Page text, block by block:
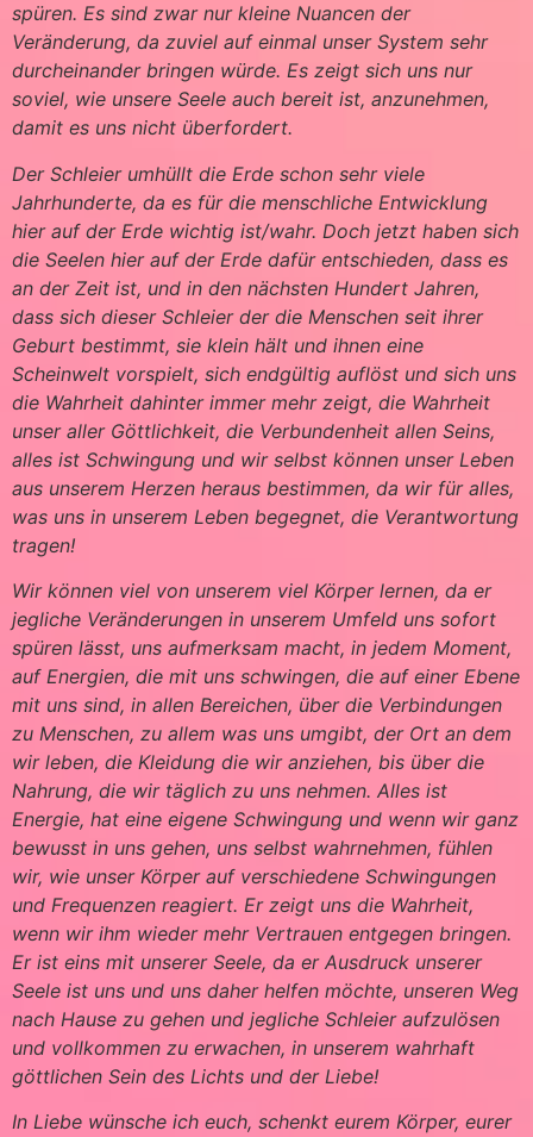
spüren. Es sind zwar nur kleine Nuancen der
Veränderung, da zuviel auf einmal unser System sehr
durcheinander bringen würde. Es zeigt sich uns nur
soviel, wie unsere Seele auch bereit ist, anzunehmen,
damit es uns nicht überfordert.
Der Schleier umhüllt die Erde schon sehr viele
Jahrhunderte, da es für die menschliche Entwicklung
hier auf der Erde wichtig ist/wahr. Doch jetzt haben sich
die Seelen hier auf der Erde dafür entschieden, dass es
an der Zeit ist, und in den nächsten Hundert Jahren,
dass sich dieser Schleier der die Menschen seit ihrer
Geburt bestimmt, sie klein hält und ihnen eine
Scheinwelt vorspielt, sich endgültig auflöst und sich uns
die Wahrheit dahinter immer mehr zeigt, die Wahrheit
unser aller Göttlichkeit, die Verbundenheit allen Seins,
alles ist Schwingung und wir selbst können unser Leben
aus unserem Herzen heraus bestimmen, da wir für alles,
was uns in unserem Leben begegnet, die Verantwortung
tragen!
Wir können viel von unserem viel Körper lernen, da er
jegliche Veränderungen in unserem Umfeld uns sofort
spüren lässt, uns aufmerksam macht, in jedem Moment,
auf Energien, die mit uns schwingen, die auf einer Ebene
mit uns sind, in allen Bereichen, über die Verbindungen
zu Menschen, zu allem was uns umgibt, der Ort an dem
wir leben, die Kleidung die wir anziehen, bis über die
Nahrung, die wir täglich zu uns nehmen. Alles ist
Energie, hat eine eigene Schwingung und wenn wir ganz
bewusst in uns gehen, uns selbst wahrnehmen, fühlen
wir, wie unser Körper auf verschiedene Schwingungen
und Frequenzen reagiert. Er zeigt uns die Wahrheit,
wenn wir ihm wieder mehr Vertrauen entgegen bringen.
Er ist eins mit unserer Seele, da er Ausdruck unserer
Seele ist uns und uns daher helfen möchte, unseren Weg
nach Hause zu gehen und jegliche Schleier aufzulösen
und vollkommen zu erwachen, in unserem wahrhaft
göttlichen Sein des Lichts und der Liebe!
In Liebe wünsche ich euch, schenkt eurem Körper, eurer